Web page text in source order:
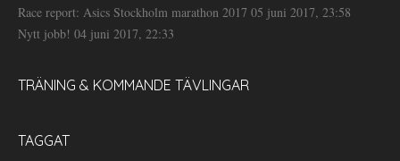
Race report: Asics Stockholm marathon 2017 05 juni 2017, 23:58
Nytt jobb! 04 juni 2017, 22:33
TRÄNING & KOMMANDE TÄVLINGAR
TAGGAT